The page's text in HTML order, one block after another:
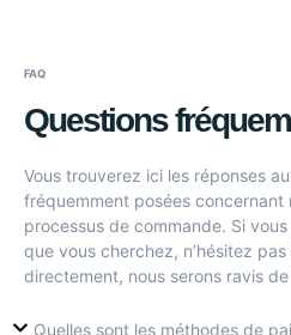
FAQ
Questions
Vous trouverez ici les réponses
fréquemment posées
processus de commande. Si
que vous cherchez, n’hésitez
directement, nous serons ravis
Quelles sont les méthodes de